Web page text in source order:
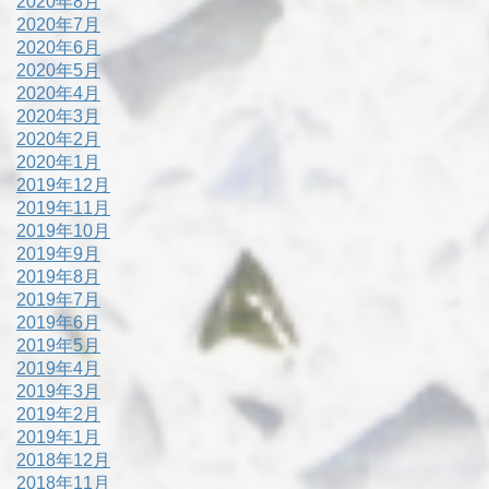
2020年7月
2020年6月
2020年5月
2020年4月
2020年3月
2020年2月
2020年1月
2019年12月
2019年11月
2019年10月
2019年9月
2019年8月
2019年7月
2019年6月
2019年5月
2019年4月
2019年3月
2019年2月
2019年1月
2018年12月
2018年11月